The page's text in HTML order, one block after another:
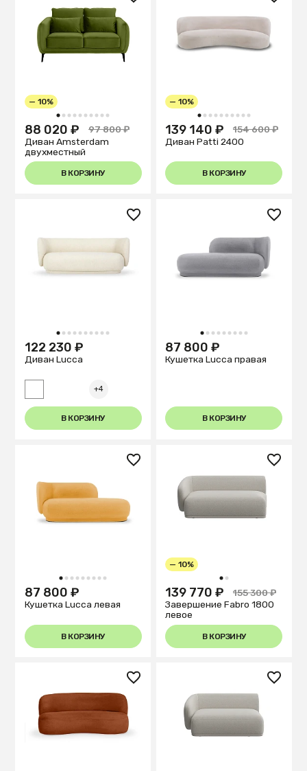
1 2 3 4 5 6 7 8 9 10
— 10%
88 020 ₽
97 800 ₽
Диван Amsterdam
двухместный
В КОРЗИНУ
1 2 3 4 5 6 7 8 9 10
— 10%
139 140 ₽
154 600 ₽
Диван Patti 2400
В КОРЗИНУ
1 2 3 4 5 6 7 8 9 10
122 230 ₽
Диван Lucca
+4
В КОРЗИНУ
1 2 3 4 5 6 7 8 9
87 800 ₽
Кушетка Lucca правая
В КОРЗИНУ
1 2 3 4 5 6 7 8 9
87 800 ₽
Кушетка Lucca левая
В КОРЗИНУ
1 2
— 10%
139 770 ₽
155 300 ₽
Завершение Fabro 1800
левое
В КОРЗИНУ